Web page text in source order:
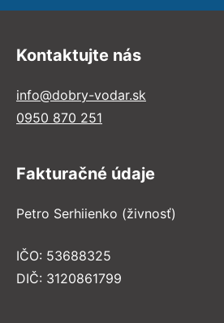
Kontaktujte nás
info@dobry-vodar.sk
0950 870 251
Fakturačné údaje
Petro Serhiienko (živnosť)
IČO: 53688325
DIČ: 3120861799